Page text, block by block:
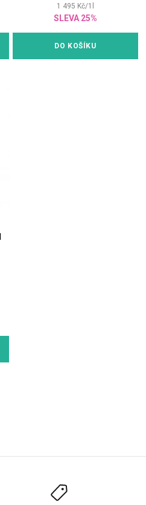
1 495 Kč/1
SLEVA 25%
DO KOŠÍKU